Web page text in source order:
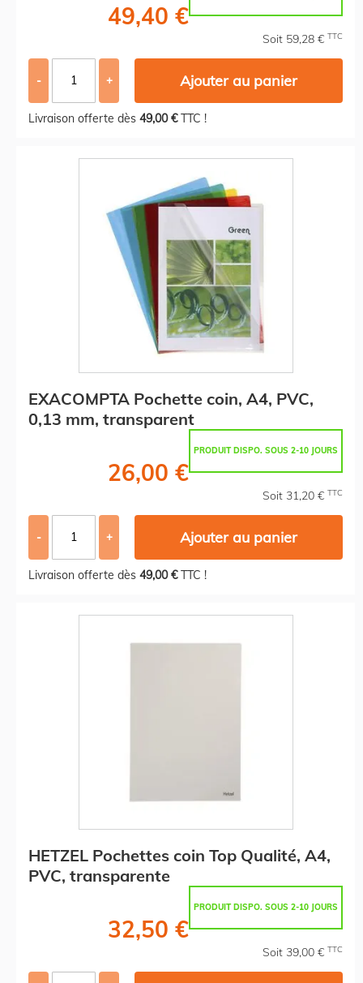
49,40 €
Soit 59,28 € TTC
- + Ajouter au panier
Livraison offerte dès 49,00 €TTC !
EXACOMPTA Pochette coin, A4, PVC,
0,13 mm, transparent
PRODUIT DISPO. SOUS 2-10 JOURS
26,00 €
Soit 31,20 € TTC
- + Ajouter au panier
Livraison offerte dès 49,00 €TTC !
HETZEL Pochettes coin Top Qualité, A4,
PVC, transparente
PRODUIT DISPO. SOUS 2-10 JOURS
32,50 €
Soit 39,00 € TTC